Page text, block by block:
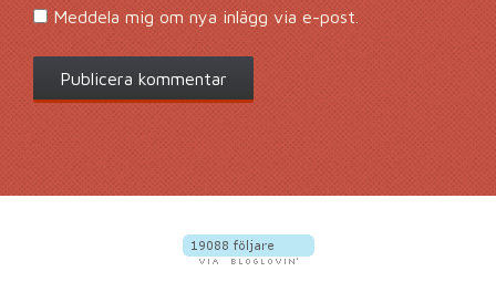
Meddela mig om nya inlägg via e-post.